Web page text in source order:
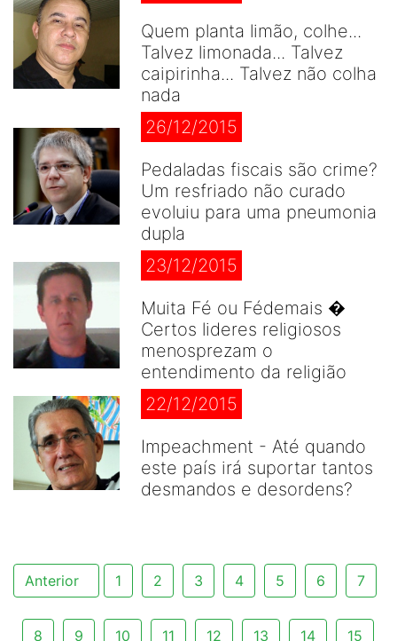
Quem planta limão, colhe...
Talvez limonada... Talvez
caipirinha... Talvez não colha
nada
26/12/2015
Pedaladas fiscais são crime?
Um resfriado não curado
evoluiu para uma pneumonia
dupla
23/12/2015
Muita Fé ou Fédemais �
Certos lideres religiosos
menosprezam o
entendimento da religião
22/12/2015
Impeachment - Até quando
este país irá suportar tantos
desmandos e desordens?
Anterior 1 2 3 4 5 6 7
8 9 10 11 12 13 14 15